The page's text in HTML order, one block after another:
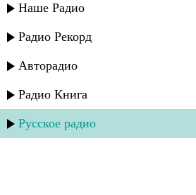
Наше Радио
Радио Рекорд
Авторадио
Радио Книга
Русское радио
Санижат Султанова - Как
Тимур Загиров - Жизнь тебе
Зумруд Мусиева - О Алах!